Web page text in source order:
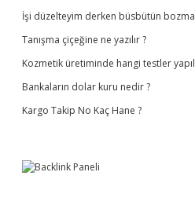
İşi düzelteyim derken büsbütün
Tanışma çiçeğine ne yazılır ?
Kozmetik üretiminde hangi testler
Bankaların dolar kuru nedir ?
Kargo Takip No Kaç Hane ?